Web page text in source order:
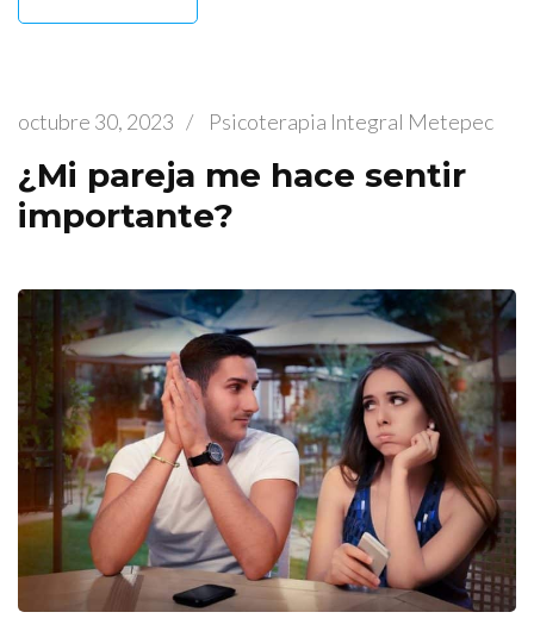
octubre 30, 2023 / Psicoterapia Integral Metepec
¿Mi pareja me hace sentir
importante?